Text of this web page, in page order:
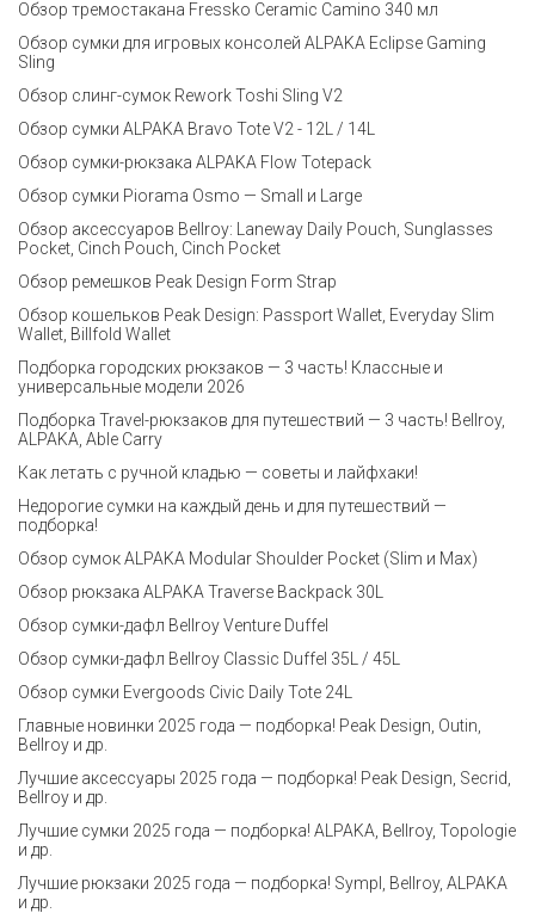
Обзор тремостакана Fressko Ceramic Camino 340 мл
Обзор сумки для игровых консолей ALPAKA Eclipse Gaming
Sling
Обзор слинг-сумок Rework Toshi Sling V2
Обзор сумки ALPAKA Bravo Tote V2 - 12L / 14L
Обзор сумки-рюкзака ALPAKA Flow Totepack
Обзор сумки Piorama Osmo — Small и Large
Обзор аксессуаров Bellroy: Laneway Daily Pouch, Sunglasses
Pocket, Cinch Pouch, Cinch Pocket
Обзор ремешков Peak Design Form Strap
Обзор кошельков Peak Design: Passport Wallet, Everyday Slim
Wallet, Billfold Wallet
Подборка городских рюкзаков — 3 часть! Классные и
универсальные модели 2026
Подборка Travel-рюкзаков для путешествий — 3 часть! Bellroy,
ALPAKA, Able Carry
Как летать с ручной кладью — советы и лайфхаки!
Недорогие сумки на каждый день и для путешествий —
подборка!
Обзор сумок ALPAKA Modular Shoulder Pocket (Slim и Max)
Обзор рюкзака ALPAKA Traverse Backpack 30L
Обзор сумки-дафл Bellroy Venture Duffel
Обзор сумки-дафл Bellroy Classic Duffel 35L / 45L
Обзор сумки Evergoods Civic Daily Tote 24L
Главные новинки 2025 года — подборка! Peak Design, Outin,
Bellroy и др.
Лучшие аксессуары 2025 года — подборка! Peak Design, Secrid,
Bellroy и др.
Лучшие сумки 2025 года — подборка! ALPAKA, Bellroy, Topologie
и др.
Лучшие рюкзаки 2025 года — подборка! Sympl, Bellroy, ALPAKA
и др.